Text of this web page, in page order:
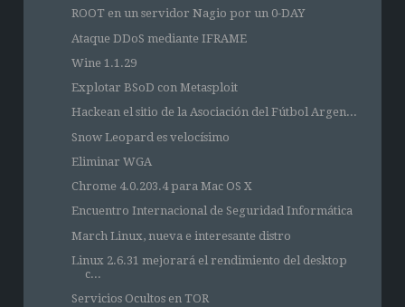
ROOT en un servidor Nagio por un 0-DAY
Ataque DDoS mediante IFRAME
Wine 1.1.29
Explotar BSoD con Metasploit
Hackean el sitio de la Asociación del Fútbol Argen...
Snow Leopard es velocísimo
Eliminar WGA
Chrome 4.0.203.4 para Mac OS X
Encuentro Internacional de Seguridad Informática
March Linux, nueva e interesante distro
Linux 2.6.31 mejorará el rendimiento del desktop
c...
Servicios Ocultos en TOR